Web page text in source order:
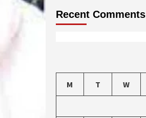
Recent Comments
M T W